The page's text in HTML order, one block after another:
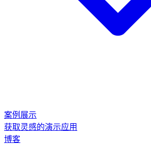
案例展示
获取灵感的演示应用
博客